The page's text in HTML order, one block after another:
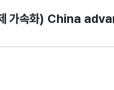
제 가속화) China